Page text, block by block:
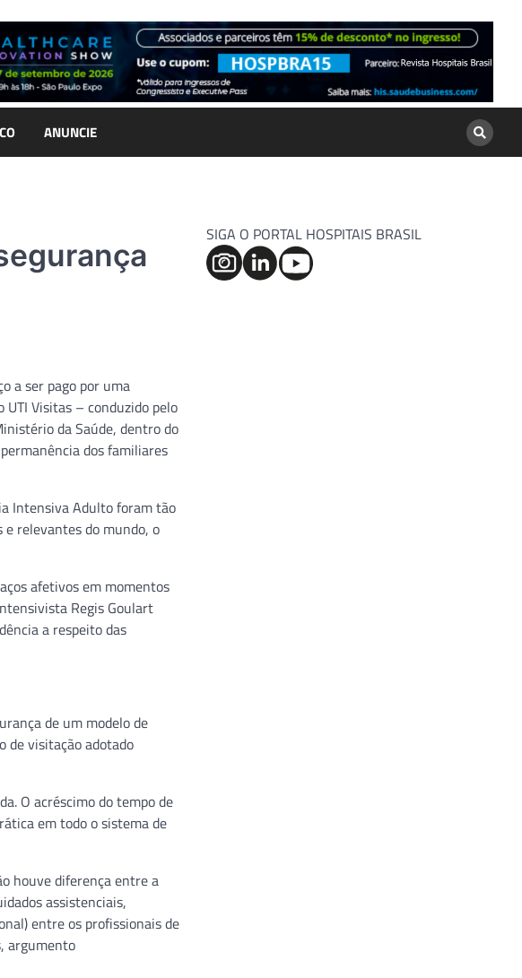
ANUNCIE
a ser pago por uma
Visitas – conduzido pelo
da Saúde, dentro do
dos familiares
Intensiva Adulto foram tão
relevantes do mundo, o
afetivos em momentos
Regis Goulart
a respeito das
de um modelo de
de visitação adotado
O acréscimo do tempo de
em todo o sistema de
houve diferença entre a
assistenciais,
entre os profissionais de
argumento
SIGA O PORTAL HOSPITAIS BRASIL